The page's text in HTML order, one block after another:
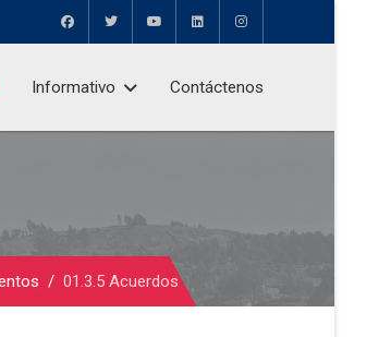
Informativo Contáctenos
01.3.5 Acuerdos